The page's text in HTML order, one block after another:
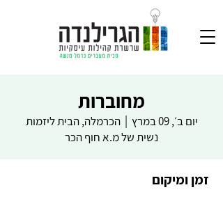
מחוברות
יום ב׳, 09 במרץ
  |
הכרמלה, הבית ליזמות
נשית של מ.א חוף הכר
זמן ומיקום